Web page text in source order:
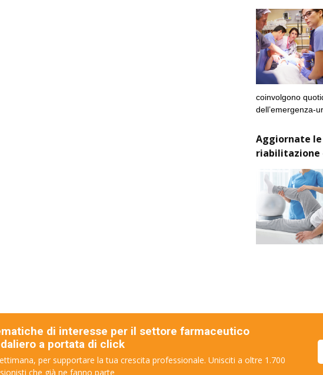
coinvolgono
dell’emergenza-
Aggiornate
riabilitazione
di interesse per il settore farmaceutico
a portata di click
per supportare la tua crescita professionale. Unisciti a oltre 1.700
che già ne fanno parte